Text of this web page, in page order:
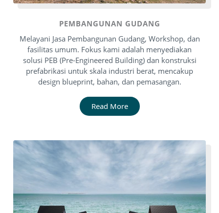
PEMBANGUNAN GUDANG
Melayani Jasa Pembangunan Gudang, Workshop, dan
fasilitas umum. Fokus kami adalah menyediakan
solusi PEB (Pre-Engineered Building) dan konstruksi
prefabrikasi untuk skala industri berat, mencakup
design blueprint, bahan, dan pemasangan.
Read More